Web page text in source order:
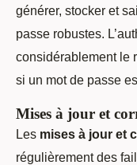
générer, stocker et
passe robustes.
considérablement le
si un mot de passe
Mises à jour et
Les mises à jour et
régulièrement des